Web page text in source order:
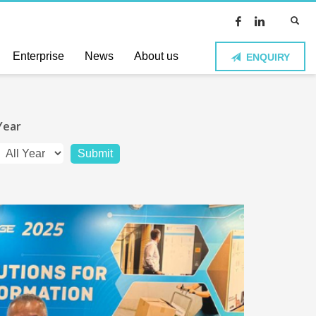
Enterprise News About us ENQUIRY